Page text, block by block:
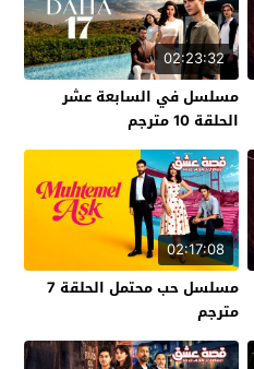
02:23:32
مسلسل في السابعة عشر
الحلقة 10 مترجم
02:17:08
مسلسل حب محتمل الحلقة 7
مترجم